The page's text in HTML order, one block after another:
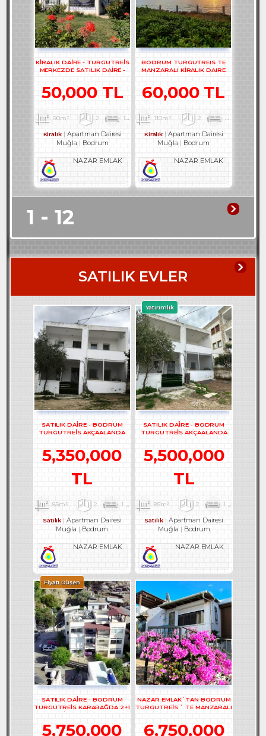
KİRALIK DAİRE - TURGUTREİS
MERKEZDE SATILIK DAİRE -
50,000 TL
90m² 2 1 2
Kiralık
Apartman Dairesi
Muğla
Bodrum
NAZAR EMLAK
BODRUM TURGUTREIS TE
MANZARALI KİRALIK DAIRE
60,000 TL
110m² 2
Kiralık
Apartman Dairesi
Muğla
Bodrum
NAZAR EMLAK
1 - 12
SATILIK EVLER
SATILIK DAİRE - BODRUM
TURGUTREİS AKÇAALANDA
5,350,000
TL
85m² 2 1 1
Satılık
Apartman Dairesi
Muğla
Bodrum
NAZAR EMLAK
Yatırımlık
SATILIK DAİRE - BODRUM
TURGUTREİS AKÇAALANDA
5,500,000
TL
85m² 2 1
Satılık
Apartman Dairesi
Muğla
Bodrum
NAZAR EMLAK
Fiyatı Düşen
SATILIK DAİRE - BODRUM
TURGUTREİS KARABAĞDA 2+1
DAİRE - REF- 3167
5,750,000
NAZAR EMLAK`TAN BODRUM
TURGUTREİS ` TE MANZARALI
2+1 DAİRE REF-2749
6,750,000